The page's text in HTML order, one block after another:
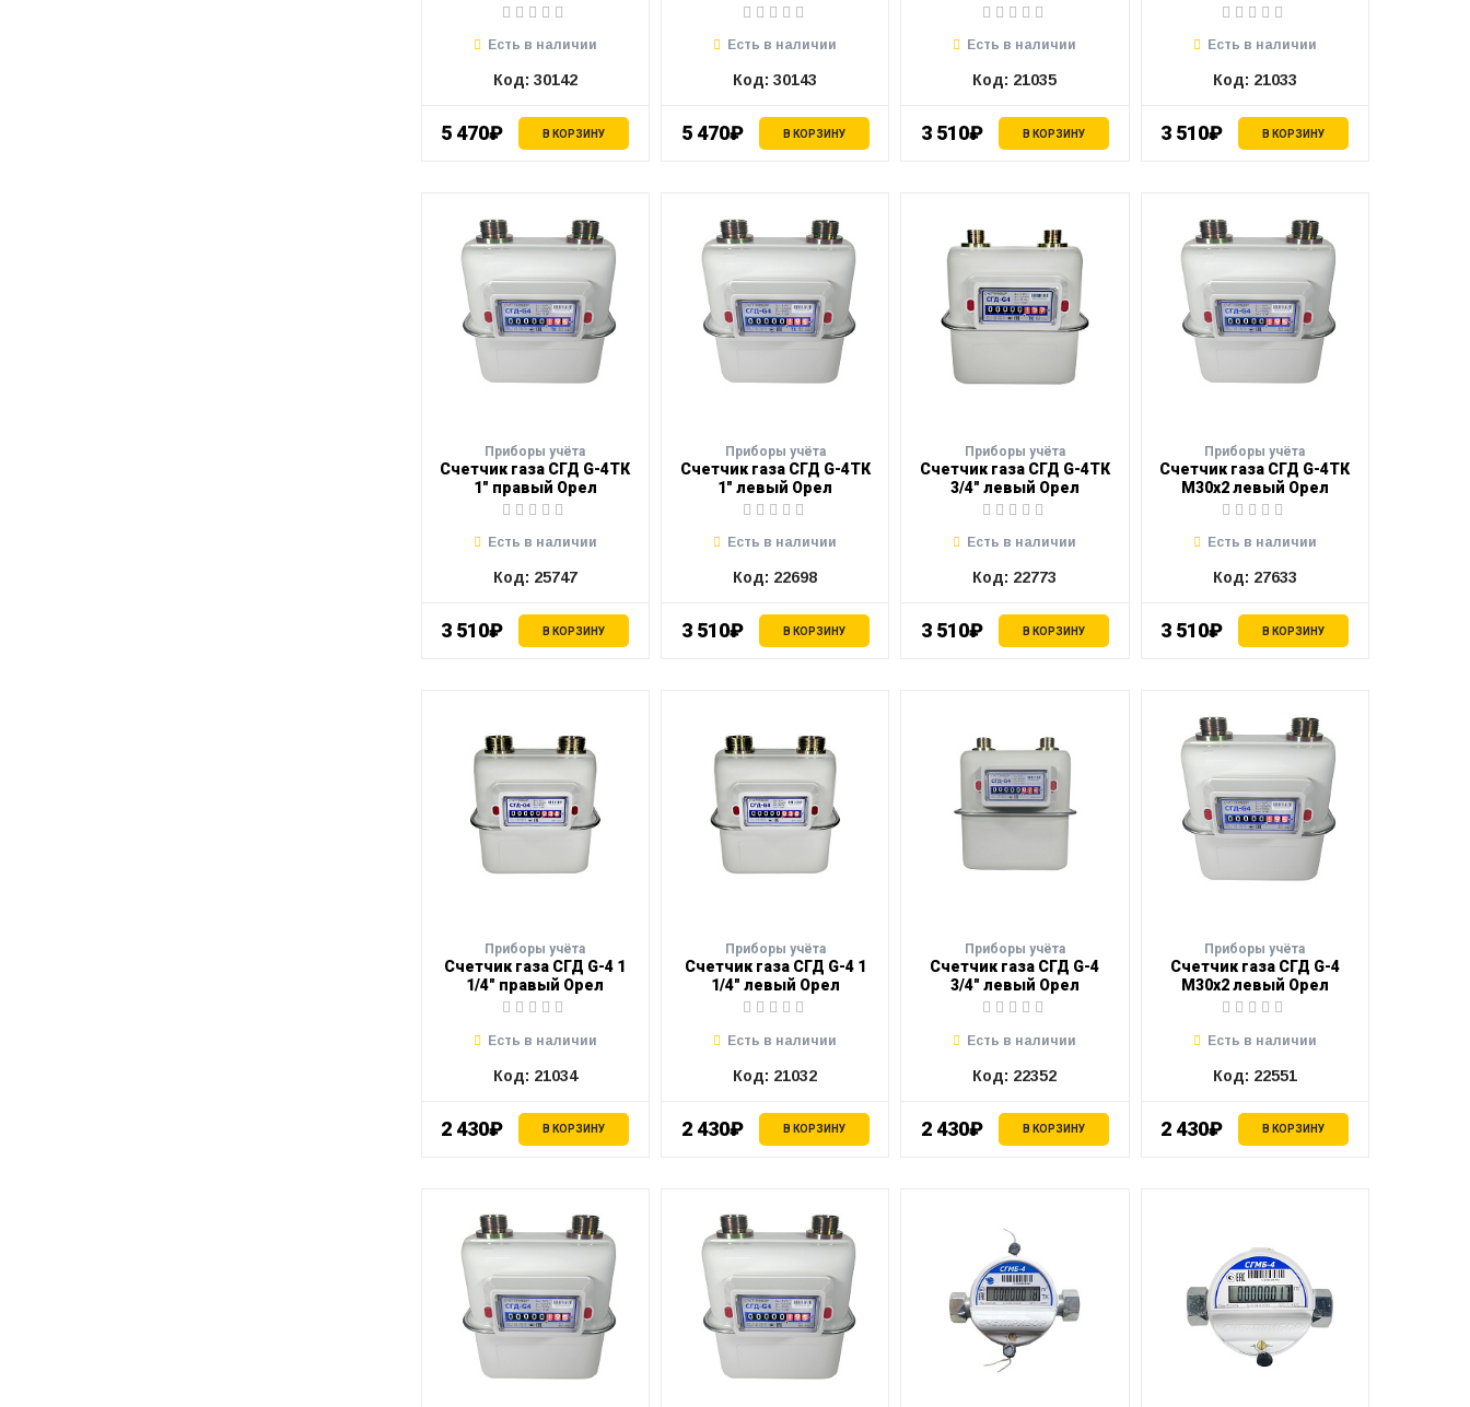
5 470₽ В КОРЗИНУ
Есть в наличии
Код: 30142
5 470₽ В КОРЗИНУ
Есть в наличии
Код: 30143
3 510₽ В КОРЗИНУ
Есть в наличии
Код: 21035
3 510₽ В КОРЗИНУ
Есть в наличии
Код: 21033
Приборы учёта
Счетчик газа СГД G-4ТК
1" правый Орел
3 510₽ В КОРЗИНУ
Есть в наличии
Код: 25747
Приборы учёта
Счетчик газа СГД G-4ТК
1" левый Орел
3 510₽ В КОРЗИНУ
Есть в наличии
Код: 22698
Приборы учёта
Счетчик газа СГД G-4ТК
3/4" левый Орел
3 510₽ В КОРЗИНУ
Есть в наличии
Код: 22773
Приборы учёта
Счетчик газа СГД G-4ТК
М30х2 левый Орел
3 510₽ В КОРЗИНУ
Есть в наличии
Код: 27633
Приборы учёта
Счетчик газа СГД G-4 1
1/4" правый Орел
2 430₽ В КОРЗИНУ
Есть в наличии
Код: 21034
Приборы учёта
Счетчик газа СГД G-4 1
1/4" левый Орел
2 430₽ В КОРЗИНУ
Есть в наличии
Код: 21032
Приборы учёта
Счетчик газа СГД G-4
3/4" левый Орел
2 430₽ В КОРЗИНУ
Есть в наличии
Код: 22352
Приборы учёта
Счетчик газа СГД G-4
М30х2 левый Орел
2 430₽ В КОРЗИНУ
Есть в наличии
Код: 22551